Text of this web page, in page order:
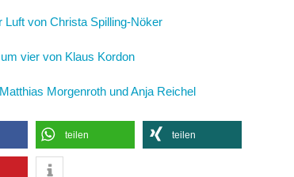
Luft von Christa Spilling-Nöker
vier von Klaus Kordon
Morgenroth und Anja Reichel
teilen teilen